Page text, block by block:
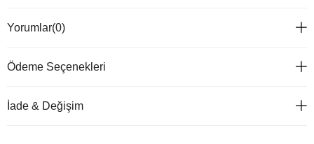
Yorumlar(0)
Ödeme Seçenekleri
İade & Değişim